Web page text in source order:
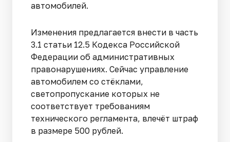
автомобилей.
Изменения предлагается внести в часть
3.1 статьи 12.5 Кодекса Российской
Федерации об административных
правонарушениях. Сейчас управление
автомобилем со стёклами,
светопропускание которых не
соответствует требованиям
технического регламента, влечёт штраф
в размере 500 рублей.